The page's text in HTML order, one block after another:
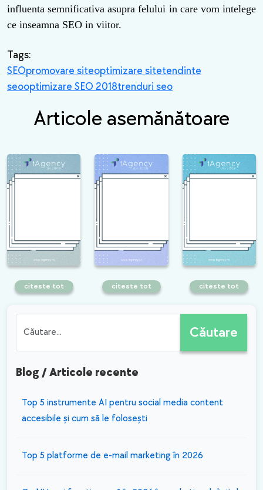
influenta semnificativa asupra felului in care vom intelege
ce inseamna SEO in viitor.
Tags:
SEOpromovare siteoptimizare sitetendinte
seooptimizare SEO 2018trenduri seo
Articole asemănătoare
Schimbarea domeniului
citeste tot citeste tot
Subiectul momentului
citeste tot
Căutare
Blog / Articole recente
​Top 5 instrumente AI pentru social media content
accesibile și cum să le folosești
Top 5 platforme de e-mail marketing în 2026